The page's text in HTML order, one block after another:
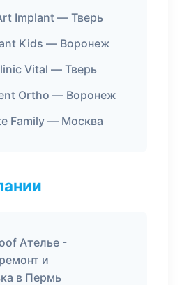
Implant — Тверь
Kids — Воронеж
Vital — Тверь
Ortho — Воронеж
Family — Москва
Ателье -
и
в Пермь